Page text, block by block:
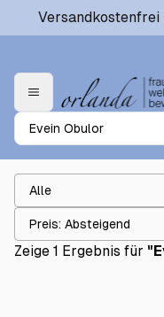
Alle
Zeige 1 Ergebnis für "
Preis: Absteigend